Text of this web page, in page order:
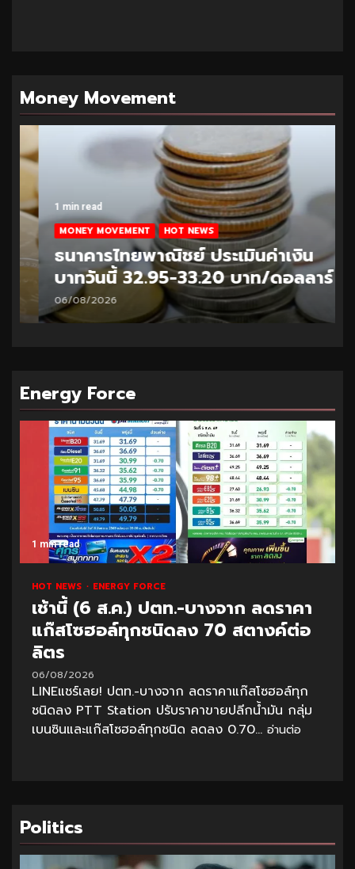
Money Movement
1 min read
MONEY MOVEMENT HOT NEWS
ธนาคารไทยพาณิชย์ ประเมินค่าเงิน
บาทวันนี้ 32.95-33.20 บาท/ดอลลาร์
06/08/2026
Energy Force
1 min read
HOT NEWS ENERGY FORCE
เช้านี้ (6 ส.ค.) ปตท.-บางจาก ลดราคา
แก๊สโซฮอล์ทุกชนิดลง 70 สตางค์ต่อ
ลิตร
06/08/2026
LINEแชร์เลย! ปตท.-บางจาก ลดราคาแก๊สโซฮอล์ทุก
ชนิดลง PTT Station ปรับราคาขายปลีกน้ำมัน กลุ่ม
เบนซินและแก๊สโซฮอล์ทุกชนิด ลดลง 0.70... อ่านต่อ
Politics